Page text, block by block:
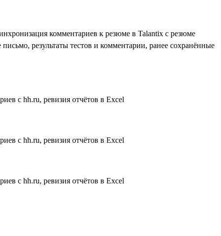
комментариев к резюме в Talantix с резюме
результаты тестов и комментарии, ранее сохранённые